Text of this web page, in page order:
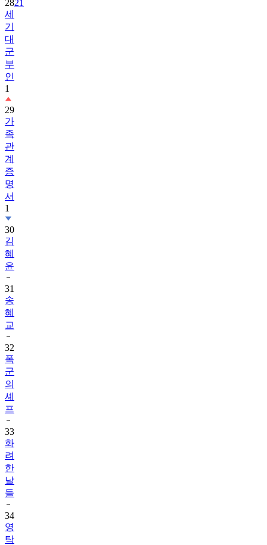
2821
세
기
대
군
부
인
1
29
가
족
관
계
증
명
서
1
30
김
혜
윤
31
송
혜
교
32
폭
군
의
셰
프
33
화
려
한
날
들
34
영
탁